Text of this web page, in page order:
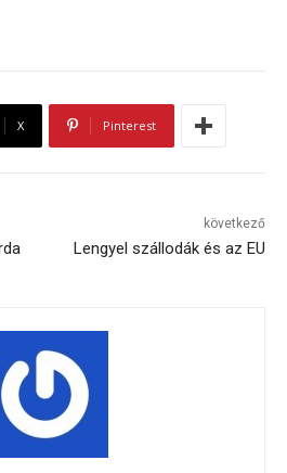
X Pinterest
következő
Lengyel szállodák és az EU